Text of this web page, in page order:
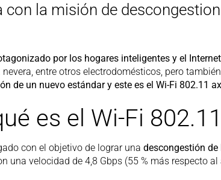
con la misión de
por los hogares inteligentes y el
entre otros electrodomésticos, pero
de un nuevo estándar y este es el Wi-Fi 802.11 ax
es el Wi-Fi
con el objetivo de lograr una descongestión
una velocidad de 4,8 Gbps (55 % más respecto